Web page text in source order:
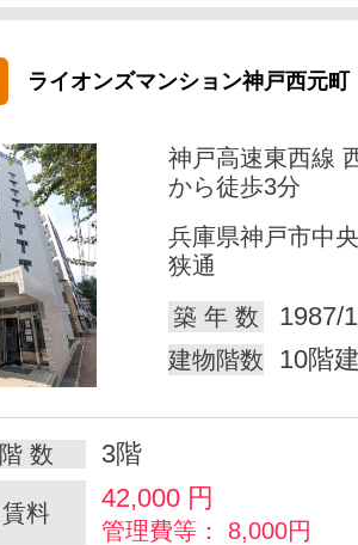
ライオンズマンション神戸西元町
神戸高速東西線
から徒歩3分
兵庫県神戸市中
狭通
築 年 数
1987/
建物階数 10階
階 数 3階
賃料 42,000 円
管理費等： 8,000円